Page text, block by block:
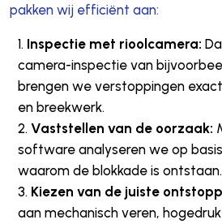
pakken wij efficiënt aan:
Inspectie met rioolcamera:
camera-inspectie van
brengen we verstoppingen
en breekwerk.
Vaststellen van de oorzaak:
software analyseren we op
waarom de blokkade is ontstaan.
Kiezen van de juiste
aan mechanisch veren,